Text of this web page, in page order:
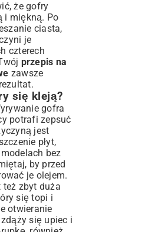
że gofry
i miękną. Po
ciasta,
je
czterech
przepis na
zawsze
się kleją?
gofra
potrafi zepsuć
jest
płyt,
bez
by przed
je olejem.
też zbyt duża
się topi i
otwieranie
się upiec i